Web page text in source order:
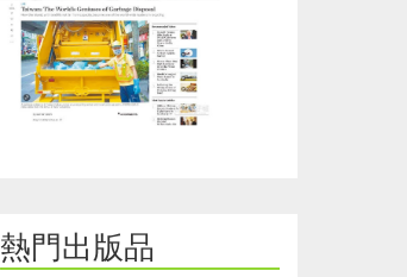
熱門出版品